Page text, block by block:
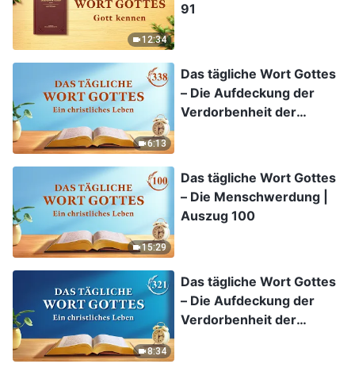
12:34
91
6:13
Das tägliche Wort Gottes
– Die Aufdeckung der
Verdorbenheit der
15:29
Das tägliche Wort Gottes
– Die Menschwerdung |
Auszug 100
8:34
Das tägliche Wort Gottes
– Die Aufdeckung der
Verdorbenheit der